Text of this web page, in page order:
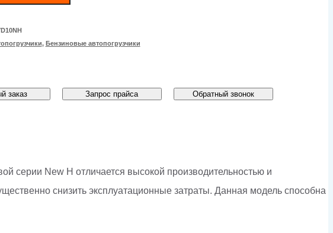
, Бензиновые автопогрузчики
заказ Запрос прайса Обратный звонок
серии New H отличается высокой производительностью и
снизить эксплуатационные затраты. Данная модель способна